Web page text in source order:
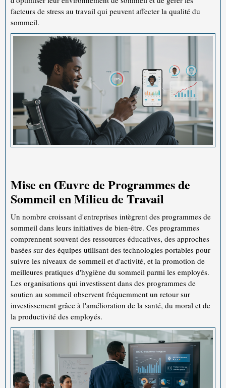
facteurs de stress au travail qui peuvent affecter la qualité du
sommeil.
Mise en Œuvre de Programmes de
Sommeil en Milieu de Travail
Un nombre croissant d'entreprises intègrent des programmes de
sommeil dans leurs initiatives de bien-être. Ces programmes
comprennent souvent des ressources éducatives, des approches
basées sur des équipes utilisant des technologies portables pour
suivre les niveaux de sommeil et d'activité, et la promotion de
meilleures pratiques d'hygiène du sommeil parmi les employés.
Les organisations qui investissent dans des programmes de
soutien au sommeil observent fréquemment un retour sur
investissement grâce à l'amélioration de la santé, du moral et de
la productivité des employés.